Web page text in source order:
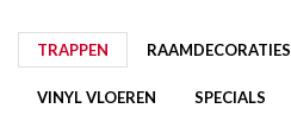
TRAPPEN RAAMDECORATIES
VINYL VLOEREN SPECIALS